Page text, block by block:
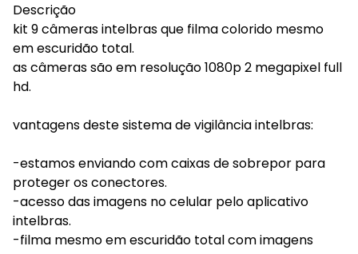
Descrição
kit 9 câmeras intelbras que filma colorido mesmo
em escuridão total.
as câmeras são em resolução 1080p 2 megapixel full
hd.
vantagens deste sistema de vigilância intelbras:
-estamos enviando com caixas de sobrepor para
proteger os conectores.
-acesso das imagens no celular pelo aplicativo
intelbras.
-filma mesmo em escuridão total com imagens